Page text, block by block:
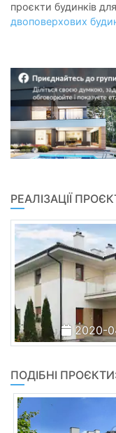
проєкти будинків
двоповерхових
РЕАЛІЗАЦІЇ
ПОДІБНІ